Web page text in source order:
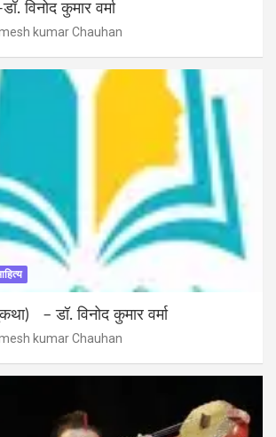
विनोद कुमार वर्मा
kumar Chauhan
– डॉ. विनोद कुमार वर्मा
kumar Chauhan